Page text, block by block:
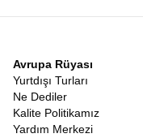
Avrupa Rüyası
Yurtdışı Turları
Ne Dediler
Kalite Politikamız
Yardım Merkezi